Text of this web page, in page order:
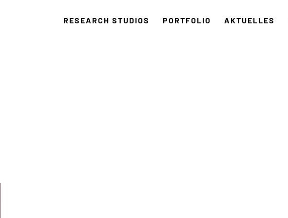
RESEARCH STUDIOS PORTFOLIO AKTUELLES